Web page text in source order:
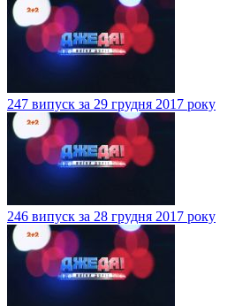
247 випуск за 29 грудня 2017 року
246 випуск за 28 грудня 2017 року